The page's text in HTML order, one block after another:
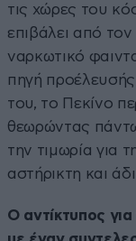
τις χώρες του
επιβάλει από
ναρκωτικό
πηγή
του, το Πεκίνο
θεωρώντας
την τιμωρία για
αστήρικτη και
Ο αντίκτυπος